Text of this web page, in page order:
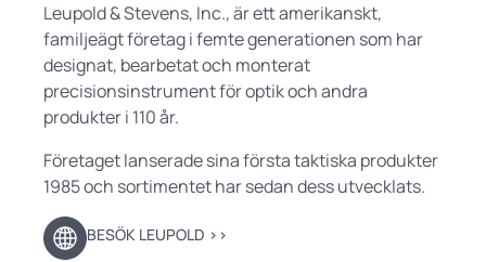
Leupold & Stevens, Inc., är ett amerikanskt,
familjeägt företag i femte generationen som har
designat, bearbetat och monterat
precisionsinstrument för optik och andra
produkter i 110 år.
Företaget lanserade sina första taktiska produkter
1985 och sortimentet har sedan dess utvecklats.
BESÖK LEUPOLD ››